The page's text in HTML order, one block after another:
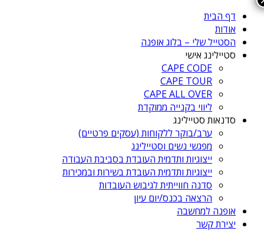
דף הבית
אודות
הסטייל שלי – בלוג אופנה
סטיילינג אישי
CAPE CODE
CAPE TOUR
CAPE ALL OVER
ליווי בקנייה ממוקדת
סדנאות סטיילינג
ערב/בוקר ללקוחות (עסקים פרטיים)
מפגשי נשים וסטיילינג
ייצוגיות ותדמית העובדת בסביבת העבודה
ייצוגיות ותדמית העובדת בשירות ובמכירות
סדנה חווייתית לגיבוש העובדות
הרצאה בכנס/יום עיון
אופנה למחשבה
יצירת קשר